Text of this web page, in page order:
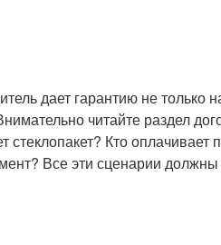
дает гарантию не только
читайте раздел
стеклопакет? Кто оплачивает
Все эти сценарии должны